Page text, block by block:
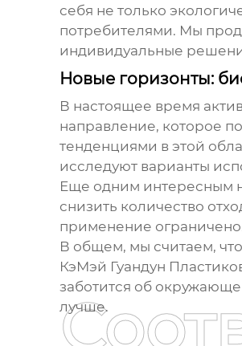
себя не только
потребителями. Мы
индивидуальные
Новые горизонты:
В настоящее время
направление, которое
тенденциями в этой
исследуют варианты
Еще одним интересным
снизить количество
применение
В общем, мы считаем,
КэМэй Гуандун
заботится об
лучше.